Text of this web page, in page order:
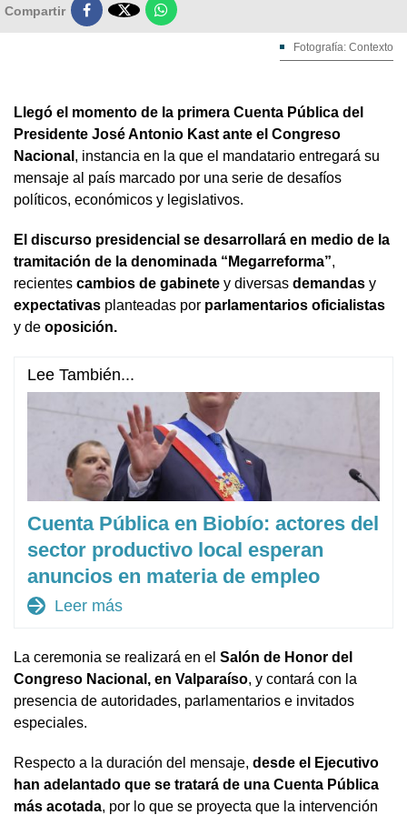
Compartir 
Fotografía: Contexto
Llegó el momento de la primera Cuenta Pública del
Presidente José Antonio Kast ante el Congreso
Nacional , instancia en la que el mandatario entregará su
mensaje al país marcado por una serie de desafíos
políticos, económicos y legislativos.
El discurso presidencial se desarrollará en medio de la
tramitación de la denominada “Megarreforma”,
recientes cambios de gabinete y diversas demandas y
expectativas planteadas por parlamentarios oficialistas
y de oposición.
Lee También...
Cuenta Pública en Biobío: actores del
sector productivo local esperan
anuncios en materia de empleo
arrow_forward Leer más
La ceremonia se realizará en el Salón de Honor del
Congreso Nacional, en Valparaíso, y contará con la
presencia de autoridades, parlamentarios e invitados
especiales.
Respecto a la duración del mensaje, desde el Ejecutivo
han adelantado que se tratará de una Cuenta Pública
más acotada, por lo que se proyecta que la intervención